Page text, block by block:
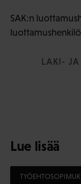
SAK:n
LAKI- JA
Lue lisää